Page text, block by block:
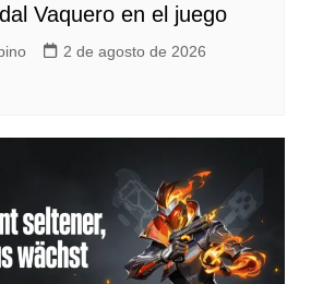
Vaquero en el juego
2 de agosto de 2026